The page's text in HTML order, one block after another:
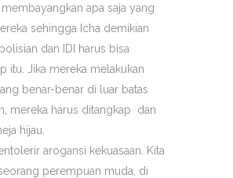
membayangkan apa saja yang
sehingga Icha demikian
dan IDI harus bisa
itu. Jika mereka melakukan
benar-benar di luar batas
mereka harus ditangkap dan
hijau.
arogansi kekuasaan. Kita
perempuan muda, di